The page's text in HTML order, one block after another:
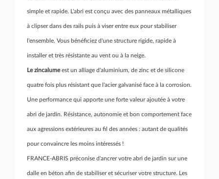
simple et rapide. L'abri est conçu avec des panneaux métalliques
à clipser dans des rails puis à viser entre eux pour stabiliser
l'ensemble. Vous bénéficiez d'une structure rigide, rapide à
installer et très résistante au vent ou à la neige.
Le zincalumeest un alliage d'aluminium, de zinc et de silicone
quatre fois plus résistant que l'acier galvanisé face à la corrosion.
Une performance qui apporte une forte valeur ajoutée à votre
abri de jardin. Résistance, autonomie et bon comportement face
aux agressions extérieures au fil des années : autant de qualités
pour convaincre les moins intéressés !
FRANCE-ABRIS préconise d'ancrer votre abri de jardin sur une
dalle en béton afin de stabiliser et sécuriser votre structure. Les